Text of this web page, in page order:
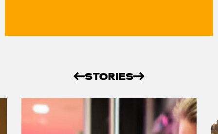
STORIES